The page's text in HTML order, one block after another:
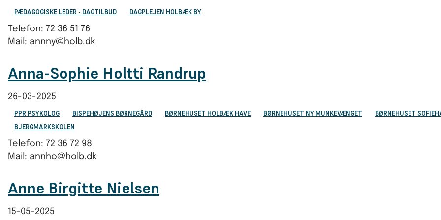
PÆDAGOGISKE LEDER - DAGTILBUD DAGPLEJEN HOLBÆK BY
Telefon: 72 36 51 76
Mail: annny@holb.dk
Anna-Sophie Holtti Randrup
26-03-2025
PPR PSYKOLOG BISPEHØJENS BØRNEGÅRD BØRNEHUSET HOLBÆK HAVE BØRNEHUSET NY MUNKEVÆNGET
BØRNEHUSET
BJERGMARKSKOLEN
Telefon: 72 36 72 98
Mail: annho@holb.dk
Anne Birgitte Nielsen
15-05-2025